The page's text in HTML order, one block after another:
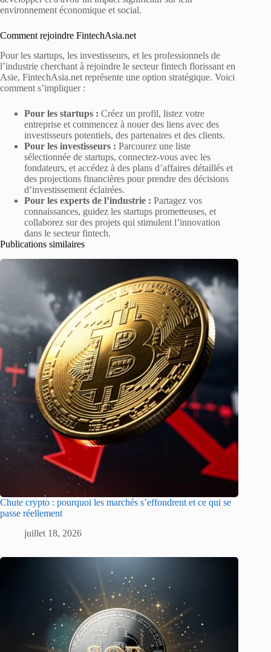
environnement économique et social.
Comment rejoindre FintechAsia.net
Pour les startups, les investisseurs, et les professionnels de
l’industrie cherchant à rejoindre le secteur fintech florissant en
Asie, FintechAsia.net représente une option stratégique. Voici
comment s’impliquer :
Pour les startups : Créez un profil, listez votre
entreprise et commencez à nouer des liens avec des
investisseurs potentiels, des partenaires et des clients.
Pour les investisseurs : Parcourez une liste
sélectionnée de startups, connectez-vous avec les
fondateurs, et accédez à des plans d’affaires détaillés et
des projections financières pour prendre des décisions
d’investissement éclairées.
Pour les experts de l’industrie : Partagez vos
connaissances, guidez les startups prometteuses, et
collaborez sur des projets qui stimulent l’innovation
dans le secteur fintech.
Publications similaires
Chute crypto : pourquoi les marchés s’effondrent et ce qui se
passe réellement
juillet 18, 2026